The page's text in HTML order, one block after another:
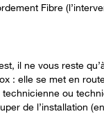
Fibre
il ne vous reste
: elle se met en
technicienne ou
de l’installation